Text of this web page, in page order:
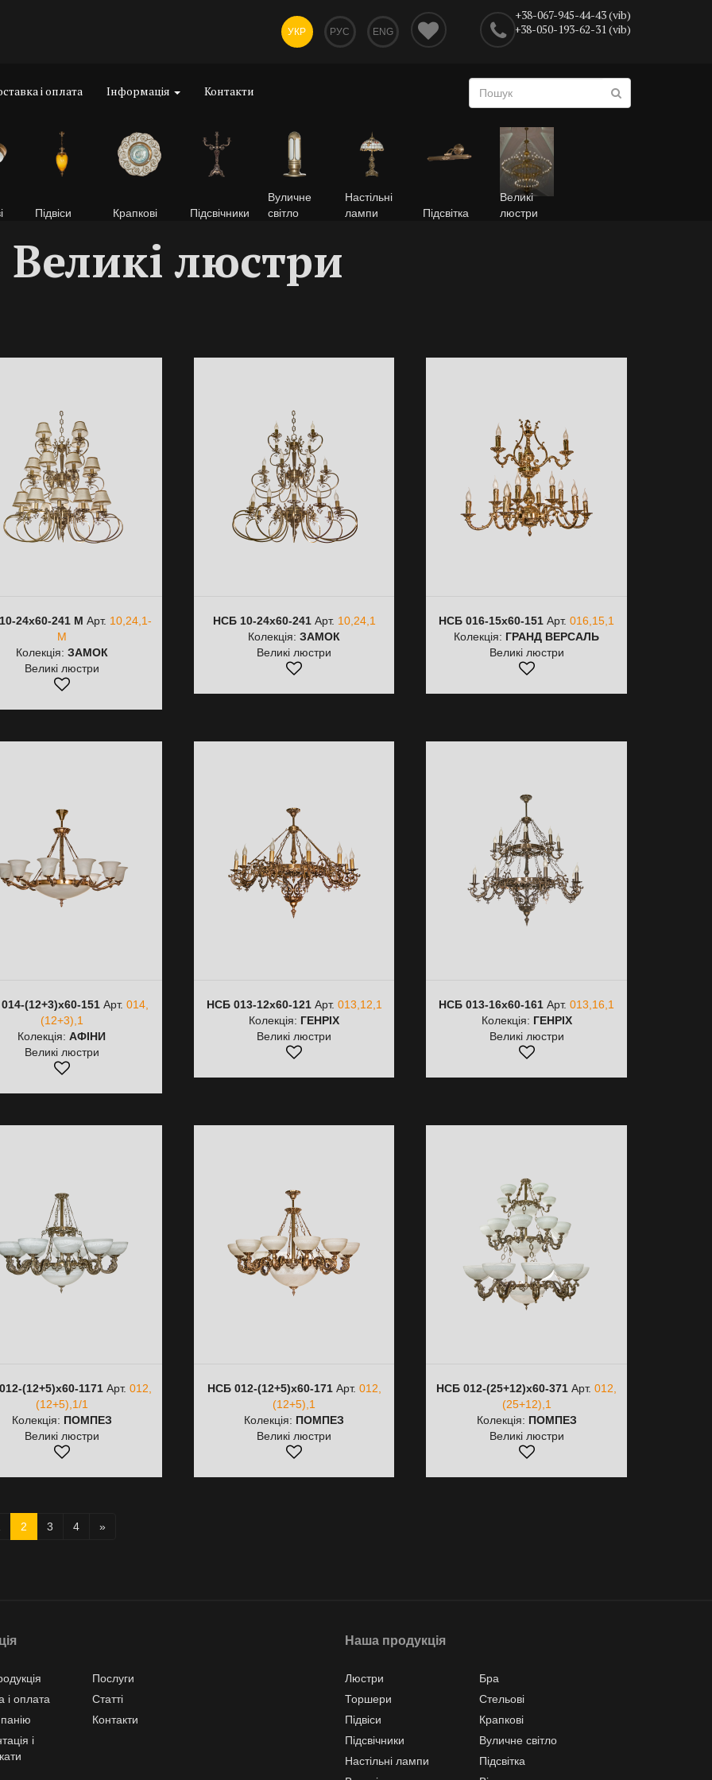
УКР РУС ENG
+38-067-945-44-43 (vib)
+38-050-193-62-31 (vib)
і оплата Інформація Контакти
Підвіси Крапкові Підсвічники
Вуличне
світло
Настільні
лампи
Підсвітка
Великі
люстри
Великі люстри
24х60-241 M Арт. 10,24,1-
M
Колекція: ЗАМОК
Великі люстри
НСБ 10-24х60-241Арт. 10,24,1
Колекція:ЗАМОК
Великі люстри
НСБ 016-15х60-151 Арт.016,15,1
Колекція: ГРАНД ВЕРСАЛЬ
Великі люстри
(12+3)х60-151 Арт.014,
(12+3),1
Колекція:АФІНИ
Великі люстри
НСБ 013-12х60-121Арт. 013,12,1
Колекція: ГЕНРІХ
Великі люстри
НСБ 013-16х60-161 Арт.013,16,1
Колекція: ГЕНРІХ
Великі люстри
(12+5)х60-1171Арт. 012,
(12+5),1/1
Колекція: ПОМПЕЗ
Великі люстри
НСБ 012-(12+5)х60-171Арт. 012,
(12+5),1
Колекція: ПОМПЕЗ
Великі люстри
НСБ 012-(25+12)х60-371 Арт.012,
(25+12),1
Колекція: ПОМПЕЗ
Великі люстри
2 3 4 »
Послуги
і оплата
Статті
Контакти
і
Наша продукція
Люстри
Бра
Торшери
Стельові
Підвіси
Крапкові
Підсвічники
Вуличне світло
Настільні лампи
Підсвітка